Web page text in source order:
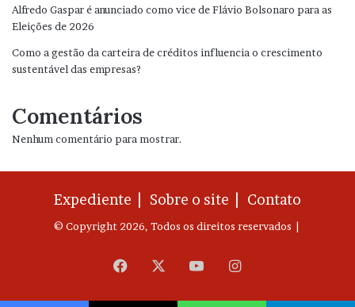
Alfredo Gaspar é anunciado como vice de Flávio Bolsonaro para as
Eleições de 2026
Como a gestão da carteira de créditos influencia o crescimento
sustentável das empresas?
Comentários
Nenhum comentário para mostrar.
Expediente | Sobre o site | Contato
© Copyright 2026, Todos os direitos reservados |
Facebook YouTubeInstagram